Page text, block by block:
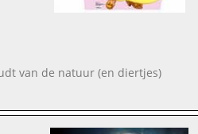
van de natuur (en diertjes)